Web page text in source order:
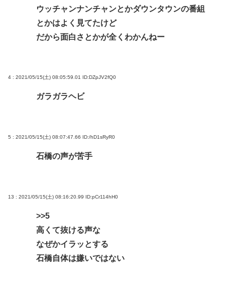
流せず悪臭&床に直接就寝&コロナ感染」
高橋名人が左手のバネを取るため手術を決意
チック症のゆうぽん、久々に見たらめっちゃ悪化し
ウッチャンナンチャンとかダウンタウンの番組
とかはよく見てたけど
だから面白さとかが全くわかんねー
4 : 2021/05/15(土) 08:05:59.01 ID:DZpJV2fQ0
ガラガラヘビ
5 : 2021/05/15(土) 08:07:47.66 ID:/hD1sRyR0
石橋の声が苦手
13 : 2021/05/15(土) 08:16:20.99 ID:pCr114hH0
>>5
高くて抜ける声な
なぜかイラッとする
石橋自体は嫌いではない